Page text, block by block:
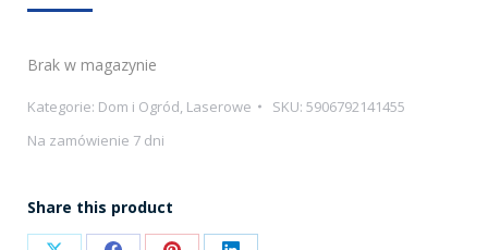
Brak w magazynie
Kategorie: Dom i Ogród, Laserowe SKU: 5906792141455
Na zamówienie 7 dni
Share this product